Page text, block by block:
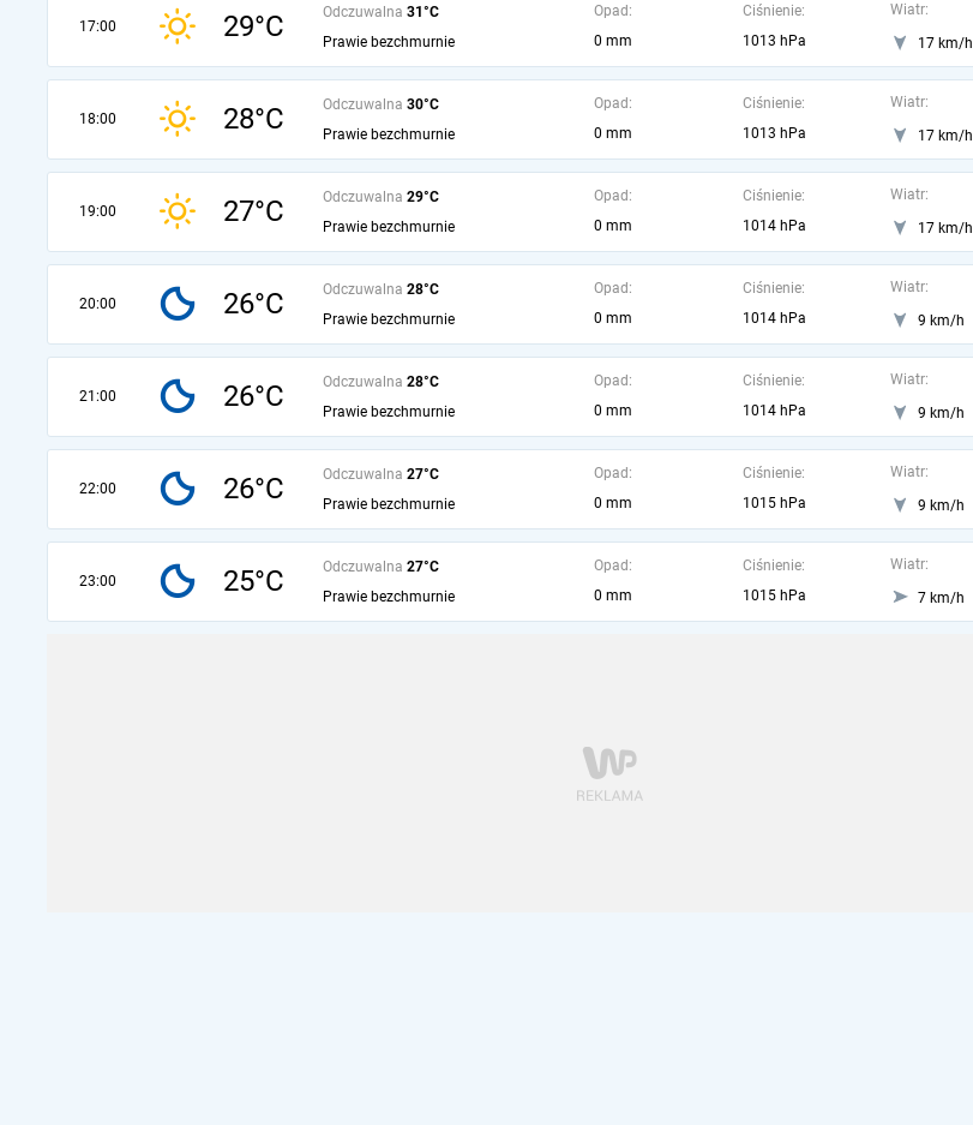
17:00 29°C Odczuwalna 31°C
Prawie bezchmurnie
Opad:
0 mm
Ciśnienie:
1013 hPa
Wiatr:
17 km/h
18:00 28°C Odczuwalna 30°C
Prawie bezchmurnie
Opad:
0 mm
Ciśnienie:
1013 hPa
Wiatr:
17 km/h
19:00 27°C Odczuwalna 29°C
Prawie bezchmurnie
Opad:
0 mm
Ciśnienie:
1014 hPa
Wiatr:
17 km/h
20:00 26°C Odczuwalna 28°C
Prawie bezchmurnie
Opad:
0 mm
Ciśnienie:
1014 hPa
Wiatr:
9 km/h
21:00 26°C Odczuwalna 28°C
Prawie bezchmurnie
Opad:
0 mm
Ciśnienie:
1014 hPa
Wiatr:
9 km/h
22:00 26°C Odczuwalna 27°C
Prawie bezchmurnie
Opad:
0 mm
Ciśnienie:
1015 hPa
Wiatr:
9 km/h
23:00 25°C Odczuwalna 27°C
Prawie bezchmurnie
Opad:
0 mm
Ciśnienie:
1015 hPa
Wiatr:
7 km/h